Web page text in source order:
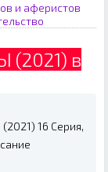
и аферистов
(2021) в
16 Серия,